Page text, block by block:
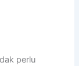
perlu